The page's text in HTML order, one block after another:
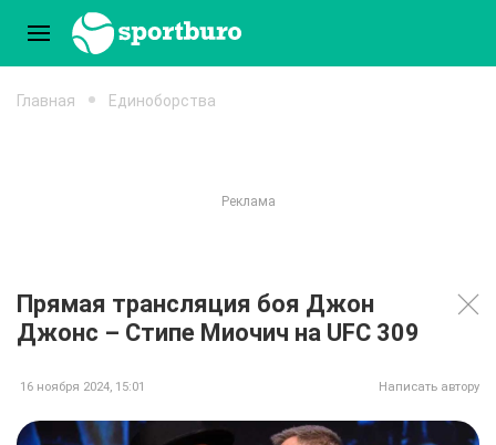
Главная Единоборства
Прямая трансляция боя Джон
Джонс – Стипе Миочич на UFC 309
16 ноября 2024, 15:01 Написать автору